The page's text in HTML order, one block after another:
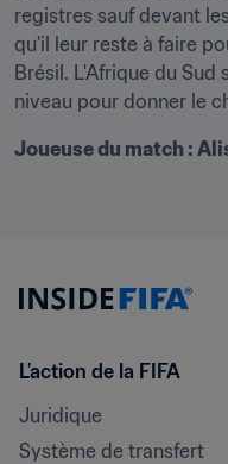
registres sauf devant
qu'il leur reste à faire
Brésil. L'Afrique du Sud
niveau pour donner le
Joueuse du match :
L’action de la FIFA
Juridique
Système de transfert